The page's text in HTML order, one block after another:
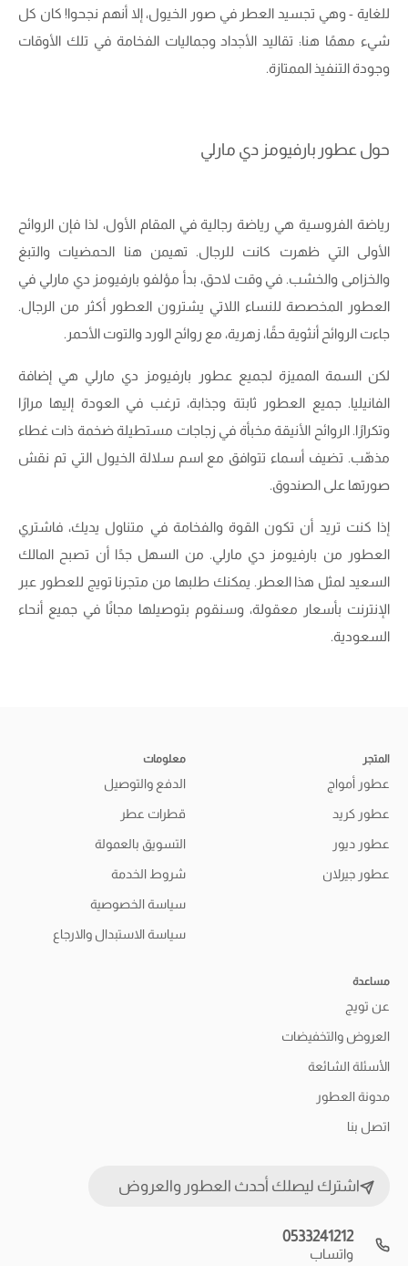
للغاية - وهي تجسيد العطر في صور الخيول، إلا أنهم نجحوا! كان كل
شيء مهمًا هنا: تقاليد الأجداد وجماليات الفخامة في تلك الأوقات
وجودة التنفيذ الممتازة.
حول عطور بارفيومز دي مارلي
رياضة الفروسية هي رياضة رجالية في المقام الأول، لذا فإن الروائح
الأولى التي ظهرت كانت للرجال. تهيمن هنا الحمضيات والتبغ
والخزامى والخشب. في وقت لاحق، بدأ مؤلفو بارفيومز دي مارلي في
العطور المخصصة للنساء اللاتي يشترون العطور أكثر من الرجال.
جاءت الروائح أنثوية حقًا، زهرية، مع روائح الورد والتوت الأحمر.
لكن السمة المميزة لجميع عطور بارفيومز دي مارلي هي إضافة
الفانيليا. جميع العطور ثابتة وجذابة، ترغب في العودة إليها مرارًا
وتكرارًا. الروائح الأنيقة مخبأة في زجاجات مستطيلة ضخمة ذات غطاء
مذهّب. تضيف أسماء تتوافق مع اسم سلالة الخيول التي تم نقش
صورتها على الصندوق.
إذا كنت تريد أن تكون القوة والفخامة في متناول يديك، فاشتري
العطور من بارفيومز دي مارلي. من السهل جدًا أن تصبح المالك
السعيد لمثل هذا العطر. يمكنك طلبها من متجرنا تويج للعطور عبر
الإنترنت بأسعار معقولة، وسنقوم بتوصيلها مجانًا في جميع أنحاء
السعودية.
المتجر
عطور أمواج
عطور كريد
عطور ديور
عطور جيرلان
معلومات
الدفع والتوصيل
قطرات عطر
التسويق بالعمولة
شروط الخدمة
سياسة الخصوصية
سياسة الاستبدال والارجاع
مساعدة
عن تويج
العروض والتخفيضات
الأسئلة الشائعة
مدونة العطور
اتصل بنا
اشترك ليصلك أحدث العطور والعروض
0533241212
واتساب